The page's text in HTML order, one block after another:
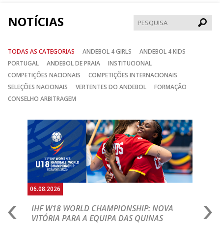
NOTÍCIAS
TODAS AS CATEGORIAS ANDEBOL 4 GIRLS
ANDEBOL 4 KIDS
PORTUGAL
ANDEBOL DE PRAIA
INSTITUCIONAL
COMPETIÇÕES NACIONAIS
COMPETIÇÕES INTERNACIONAIS
SELEÇÕES NACIONAIS
VERTENTES DO ANDEBOL
FORMAÇÃO
CONSELHO ARBITRAGEM
06.08.2026
IHF W18 WORLD CHAMPIONSHIP: NOVA
VITÓRIA PARA A EQUIPA DAS QUINAS
Anterior